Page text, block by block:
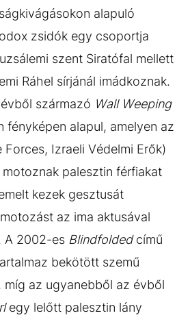
alapuló
zsidók egy csoportja
szent Siratófal mellett
Ráhel sírjánál imádkoznak.
származó Wall Weeping
fényképen alapul, amelyen az
Forces, Izraeli Védelmi Erők)
palesztin férfiakat
kezek gesztusát
az ima aktusával
A 2002-es Blindfoldedcímű
bekötött szemű
míg az ugyanebből az évből
egy lelőtt palesztin lány